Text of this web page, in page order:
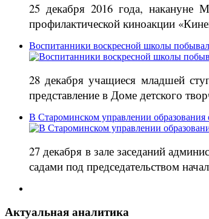
25 декабря 2016 года, накануне
профилактической киноакции
Воспитанники воскресной школы
28 декабря учащиеся младшей
представление в Доме детского
В Староминском управлении образования
27 декабря в зале заседаний
садами под председательством
Актуальная аналитика